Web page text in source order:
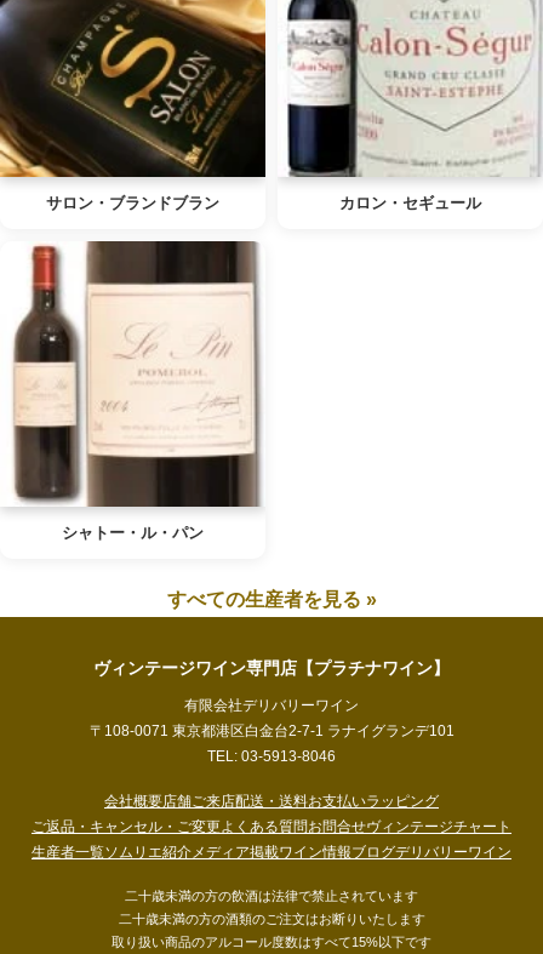
サロン・ブランドブラン カロン・セギュール
シャトー・ル・パン
すべての生産者を見る »
ヴィンテージワイン専門店【プラチナワイン】
有限会社デリバリーワイン
〒108-0071 東京都港区白金台2-7-1 ラナイグランデ101
TEL: 03-5913-8046
会社概要店舗ご来店配送・送料お支払いラッピング
ご返品・キャンセル・ご変更よくある質問お問合せヴィンテージチャート
生産者一覧ソムリエ紹介メディア掲載ワイン情報ブログデリバリーワイン
二十歳未満の方の飲酒は法律で禁止されています
二十歳未満の方の酒類のご注文はお断りいたします
取り扱い商品のアルコール度数はすべて15%以下です